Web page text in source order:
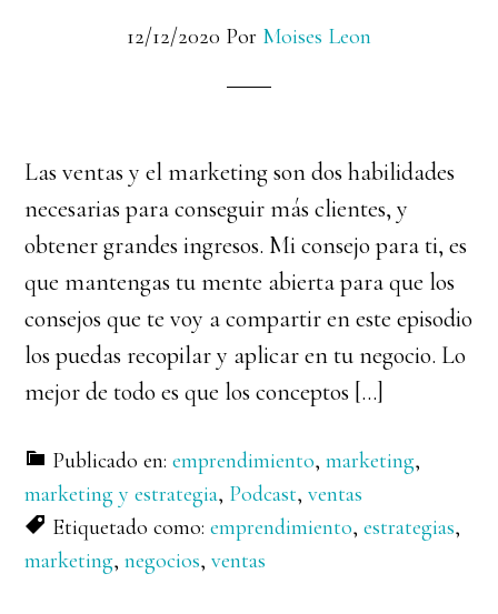
12/12/2020 Por Moises Leon
Las ventas y el marketing son dos habilidades
necesarias para conseguir más clientes, y
obtener grandes ingresos. Mi consejo para ti, es
que mantengas tu mente abierta para que los
consejos que te voy a compartir en este episodio
los puedas recopilar y aplicar en tu negocio. Lo
mejor de todo es que los conceptos […]
Publicado en:emprendimiento,marketing,
marketing y estrategia, Podcast,ventas
Etiquetado como:emprendimiento,estrategias,
marketing,negocios,ventas